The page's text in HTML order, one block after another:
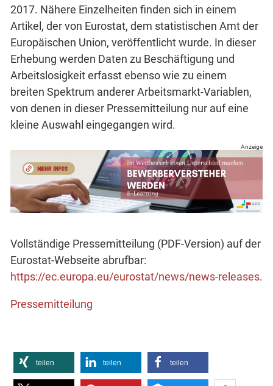
2017. Nähere Einzelheiten finden sich in einem
Artikel, der von Eurostat, dem statistischen Amt der
Europäischen Union, veröffentlicht wurde. In dieser
Erhebung werden Daten zu Beschäftigung und
Arbeitslosigkeit erfasst ebenso wie zu einem
breiten Spektrum anderer Arbeitsmarkt-Variablen,
von denen in dieser Pressemitteilung nur auf eine
kleine Auswahl eingegangen wird.
Anzeige
Vollständige Pressemitteilung (PDF-Version) auf der
Eurostat-Webseite abrufbar:
https://ec.europa.eu/eurostat/news/news-releases.
Pressemitteilung
teilen teilen teilen